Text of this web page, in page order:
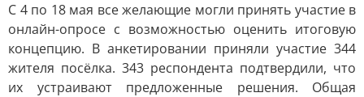
С 4 по 18 мая все желающие могли принять участие в
онлайн-опросе с возможностью оценить итоговую
концепцию. В анкетировании приняли участие 344
жителя посёлка. 343 респондента подтвердили, что
их устраивают предложенные решения. Общая